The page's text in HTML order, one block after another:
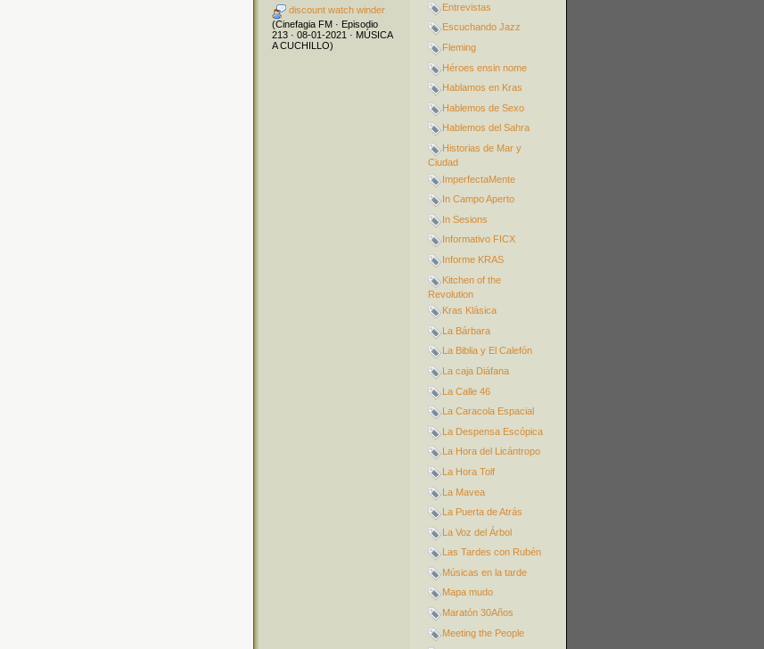
Entrevistas
Escuchando Jazz
Fleming
Héroes ensin nome
Hablamos en Kras
Hablemos de Sexo
Hablemos del Sahra
Historias de Mar y
Ciudad
ImperfectaMente
In Campo Aperto
In Sesions
Informativo FICX
Informe KRAS
Kitchen of the
Revolution
Kras Klásica
La Bárbara
La Biblia y El Calefón
La caja Diáfana
La Calle 46
La Caracola Espacial
La Despensa Escópica
La Hora del Licántropo
La Hora Tolf
La Mavea
La Puerta de Atrás
La Voz del Árbol
Las Tardes con Rubén
Músicas en la tarde
Mapa mudo
Maratón 30Años
Meeting the People
discount watch winder
(Cinefagia FM · Episodio
213 · 08-01-2021 · MÚSICA
A CUCHILLO)